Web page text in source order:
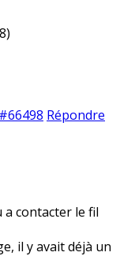
#66498 Répondre
a contacter le fil
il y avait déjà un